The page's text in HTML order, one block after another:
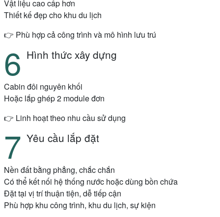
Vật liệu cao cấp hơn
Thiết kế đẹp cho khu du lịch
👉 Phù hợp cả công trình và mô hình lưu trú
Hình thức xây dựng
Cabin đôi nguyên khối
Hoặc lắp ghép 2 module đơn
👉 Linh hoạt theo nhu cầu sử dụng
Yêu cầu lắp đặt
Nền đất bằng phẳng, chắc chắn
Có thể kết nối hệ thống nước hoặc dùng bồn chứa
Đặt tại vị trí thuận tiện, dễ tiếp cận
Phù hợp khu công trình, khu du lịch, sự kiện